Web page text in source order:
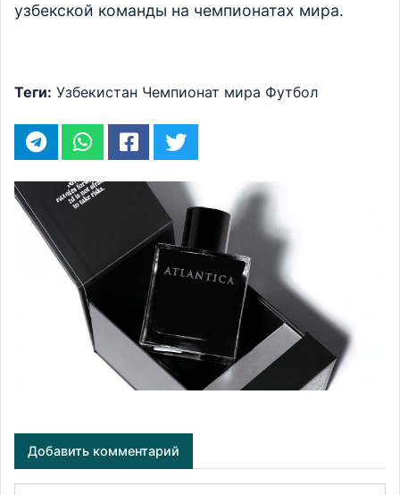
узбекской команды на чемпионатах мира.
Теги: Узбекистан Чемпионат мира Футбол
Добавить комментарий